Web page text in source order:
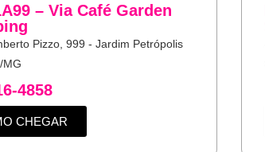
– Via Café Garden
Pizzo, 999 - Jardim Petrópolis
MG
4858
CHEGAR